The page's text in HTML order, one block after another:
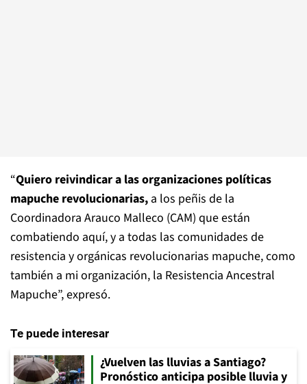
“Quiero reivindicar a las organizaciones políticas
mapuche revolucionarias, a los peñis de la
Coordinadora Arauco Malleco (CAM) que están
combatiendo aquí, y a todas las comunidades de
resistencia y orgánicas revolucionarias mapuche, como
también a mi organización, la Resistencia Ancestral
Mapuche”, expresó.
Te puede interesar
¿Vuelven las lluvias a Santiago?
Pronóstico anticipa posible lluvia y